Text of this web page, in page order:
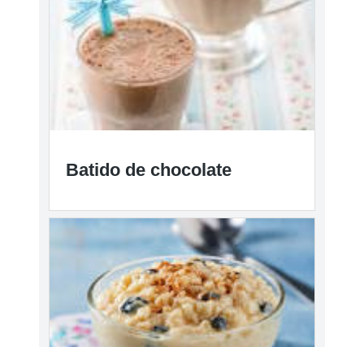
Batido de chocolate